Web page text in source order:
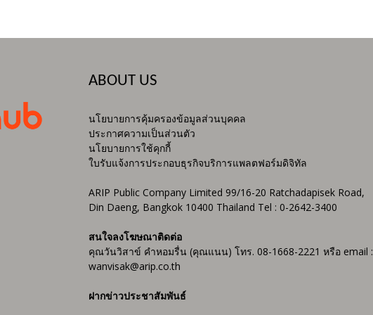
ABOUT US
นโยบายการคุ้มครองข้อมูลส่วนบุคคล
ประกาศความเป็นส่วนตัว
นโยบายการใช้คุกกี้
ใบรับแจ้งการประกอบธุรกิจบริการแพลตฟอร์มดิจิทัล
ARIP Public Company Limited 99/16-20 Ratchadapisek Road,
Din Daeng, Bangkok 10400 Thailand Tel : 0-2642-3400
สนใจลงโฆษณาติดต่อ
คุณวันวิสาข์ คำหอมรื่น (คุณแนน) โทร. 08-1668-2221 หรือ email :
wanvisak@arip.co.th
ฝากข่าวประชาสัมพันธ์